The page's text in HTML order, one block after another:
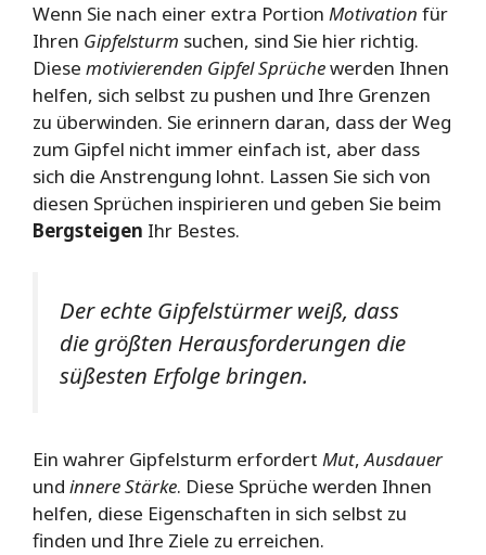
Wenn Sie nach einer extra Portion Motivation für
Ihren Gipfelsturm suchen, sind Sie hier richtig.
Diese motivierenden Gipfel Sprüchewerden Ihnen
helfen, sich selbst zu pushen und Ihre Grenzen
zu überwinden. Sie erinnern daran, dass der Weg
zum Gipfel nicht immer einfach ist, aber dass
sich die Anstrengung lohnt. Lassen Sie sich von
diesen Sprüchen inspirieren und geben Sie beim
Bergsteigen Ihr Bestes.
Der echte Gipfelstürmer weiß, dass
die größten Herausforderungen die
süßesten Erfolge bringen.
Ein wahrer Gipfelsturm erfordert Mut,Ausdauer
und innere Stärke. Diese Sprüche werden Ihnen
helfen, diese Eigenschaften in sich selbst zu
finden und Ihre Ziele zu erreichen.